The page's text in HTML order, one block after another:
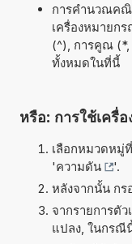
การคำนวณคณิ
เครื่องหมายก
(^), การคูณ (*,
ทั้งหมดในที่นี้
หรือ: การใช้เครื่
เลือกหมวดหมู่
'ความดัน
'.
หลังจากนั้น ก
จากรายการตั
แปลง, ในกรณี